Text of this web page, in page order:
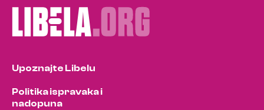
Upoznajte Libelu
Politika ispravaka i
nadopuna